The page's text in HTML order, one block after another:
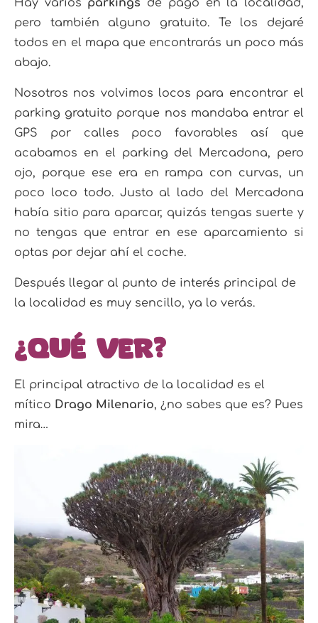
Hay varios parkings de pago en la localidad,
pero también alguno gratuito. Te los dejaré
todos en el mapa que encontrarás un poco más
abajo.
Nosotros nos volvimos locos para encontrar el
parking gratuito porque nos mandaba entrar el
GPS por calles poco favorables así que
acabamos en el parking del Mercadona, pero
ojo, porque ese era en rampa con curvas, un
poco loco todo. Justo al lado del Mercadona
había sitio para aparcar, quizás tengas suerte y
no tengas que entrar en ese aparcamiento si
optas por dejar ahí el coche.
Después llegar al punto de interés principal de
la localidad es muy sencillo, ya lo verás.
¿Qué ver?
El principal atractivo de la localidad es el
mítico Drago Milenario, ¿no sabes que es? Pues
mira…